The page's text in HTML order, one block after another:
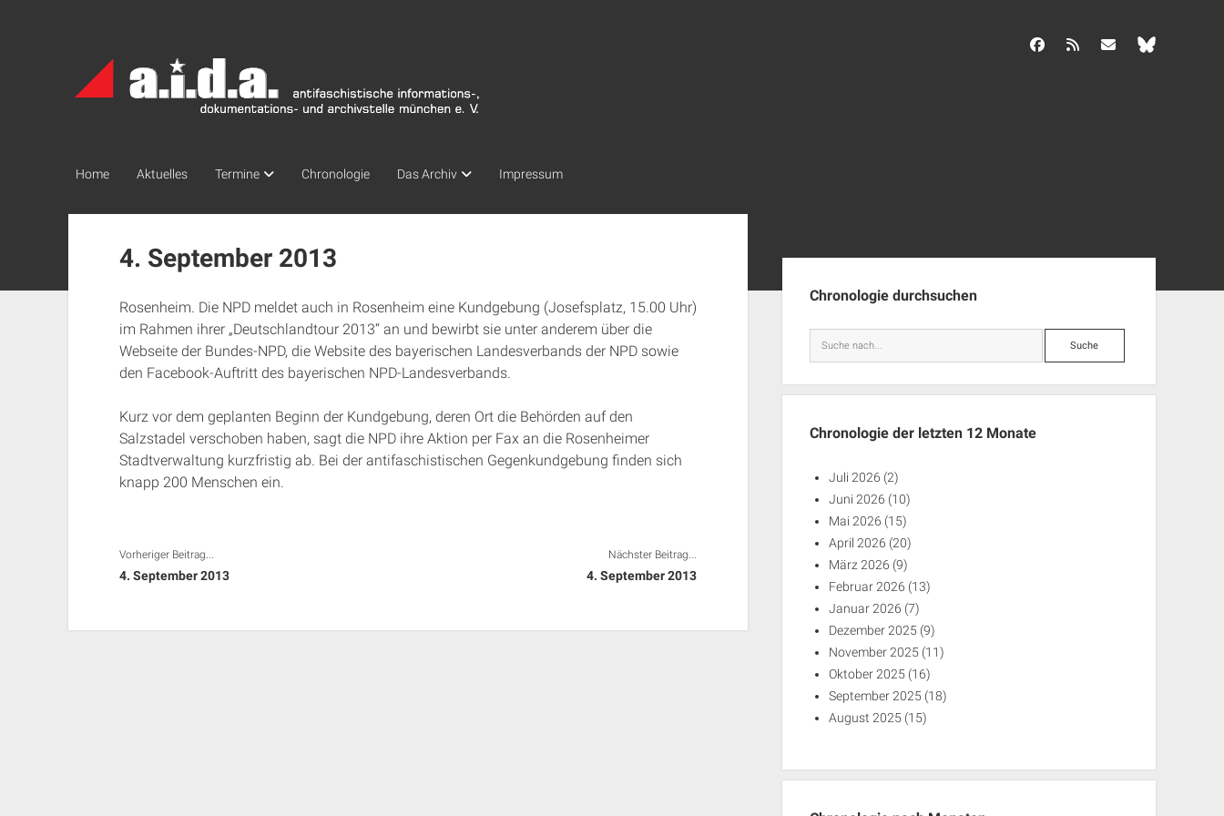
Archiv
München
facebook info@aida-archiv.de
Home Aktuelles Termine Chronologie Das Archiv Impressum
4. September 2013
Rosenheim. Die NPD meldet auch in Rosenheim eine Kundgebung (Josefsplatz, 15.00 Uhr)
im Rahmen ihrer „Deutschlandtour 2013“ an und bewirbt sie unter anderem über die
Webseite der Bundes-NPD, die Website des bayerischen Landesverbands der NPD sowie
den Facebook-Auftritt des bayerischen NPD-Landesverbands.
Kurz vor dem geplanten Beginn der Kundgebung, deren Ort die Behörden auf den
Salzstadel verschoben haben, sagt die NPD ihre Aktion per Fax an die Rosenheimer
Stadtverwaltung kurzfristig ab. Bei der antifaschistischen Gegenkundgebung finden sich
knapp 200 Menschen ein.
Vorheriger Beitrag...
4. September 2013
Nächster Beitrag...
4. September 2013
Chronologie durchsuchen
Suche
Chronologie der letzten 12 Monate
Juli 2026 (2)
Juni 2026 (10)
Mai 2026 (15)
April 2026 (20)
März 2026 (9)
Februar 2026 (13)
Januar 2026 (7)
Dezember 2025 (9)
November 2025 (11)
Oktober 2025 (16)
September 2025 (18)
August 2025 (15)